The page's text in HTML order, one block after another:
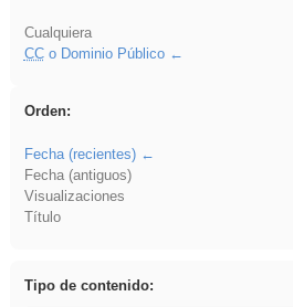
Cualquiera
CCo Dominio Público
Orden:
Fecha (recientes)
Fecha (antiguos)
Visualizaciones
Título
Tipo de contenido: